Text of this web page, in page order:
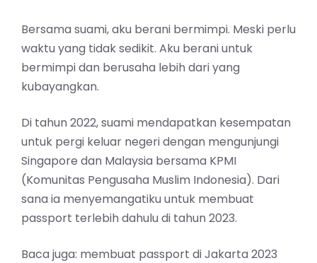
Bersama suami, aku berani bermimpi. Meski perlu
waktu yang tidak sedikit. Aku berani untuk
bermimpi dan berusaha lebih dari yang
kubayangkan.
Di tahun 2022, suami mendapatkan kesempatan
untuk pergi keluar negeri dengan mengunjungi
Singapore dan Malaysia bersama KPMI
(Komunitas Pengusaha Muslim Indonesia). Dari
sana ia menyemangatiku untuk membuat
passport terlebih dahulu di tahun 2023.
Baca juga: membuat passport di Jakarta 2023